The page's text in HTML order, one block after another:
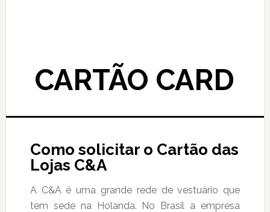
CARTÃO CARD
Como solicitar o Cartão das
Lojas C&A
A C&A é uma grande rede de vestuário que
tem sede na Holanda. No Brasil a empresa